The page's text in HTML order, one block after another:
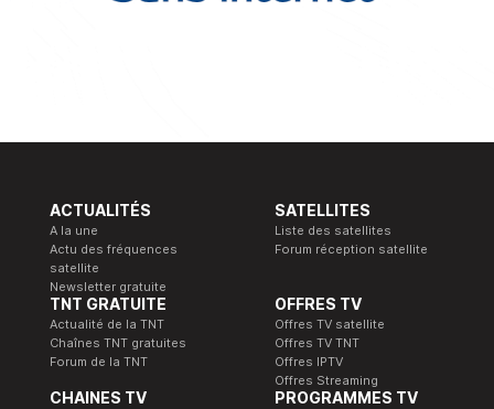
ACTUALITÉS
A la une
Actu des fréquences
satellite
Newsletter gratuite
SATELLITES
Liste des satellites
Forum réception satellite
TNT GRATUITE
Actualité de la TNT
Chaînes TNT gratuites
Forum de la TNT
OFFRES TV
Offres TV satellite
Offres TV TNT
Offres IPTV
Offres Streaming
CHAINES TV PROGRAMMES TV